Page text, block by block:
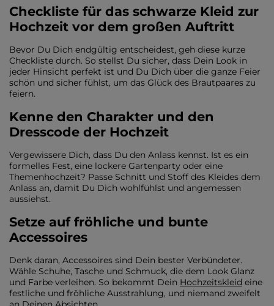
Checkliste für das schwarze Kleid zur
Hochzeit vor dem großen Auftritt
Bevor Du Dich endgültig entscheidest, geh diese kurze
Checkliste durch. So stellst Du sicher, dass Dein Look in
jeder Hinsicht perfekt ist und Du Dich über die ganze Feier
schön und sicher fühlst, um das Glück des Brautpaares zu
feiern.
Kenne den Charakter und den
Dresscode der Hochzeit
Vergewissere Dich, dass Du den Anlass kennst. Ist es ein
formelles Fest, eine lockere Gartenparty oder eine
Themenhochzeit? Passe Schnitt und Stoff des Kleides dem
Anlass an, damit Du Dich wohlfühlst und angemessen
aussiehst.
Setze auf fröhliche und bunte
Accessoires
Denk daran, Accessoires sind Dein bester Verbündeter.
Wähle Schuhe, Tasche und Schmuck, die dem Look Glanz
und Farbe verleihen. So bekommt Dein Hochzeitskleid eine
festliche und fröhliche Ausstrahlung, und niemand zweifelt